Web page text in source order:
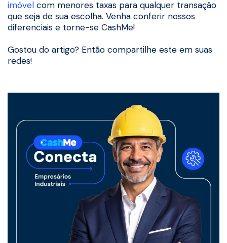
imóvel com menores taxas para qualquer transação
que seja de sua escolha. Venha conferir nossos
diferenciais e torne-se CashMe!
Gostou do artigo? Então compartilhe este em suas
redes!